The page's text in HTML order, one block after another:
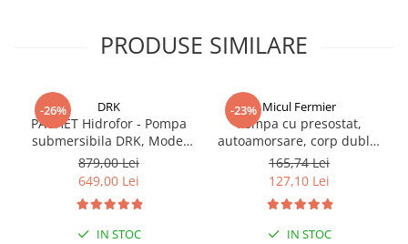
PRODUSE SIMILARE
-26% DRK
PACHET Hidrofor - Pompa
submersibila DRK, Model
4STM4-8, putere 1.8 kW,
debit 5m3/h, 8 turbine +
Model PC-58, 1kW, 220 V, 10
Bar
879,00 Lei
649,00 Lei
IN STOC
-23% Micul Fermier
Pompa cu presostat,
autoamorsare, corp dublu,
12V, 8 litri / minut, 110PSI,
7.5 bari Pandora
165,74 Lei
127,10 Lei
IN STOC